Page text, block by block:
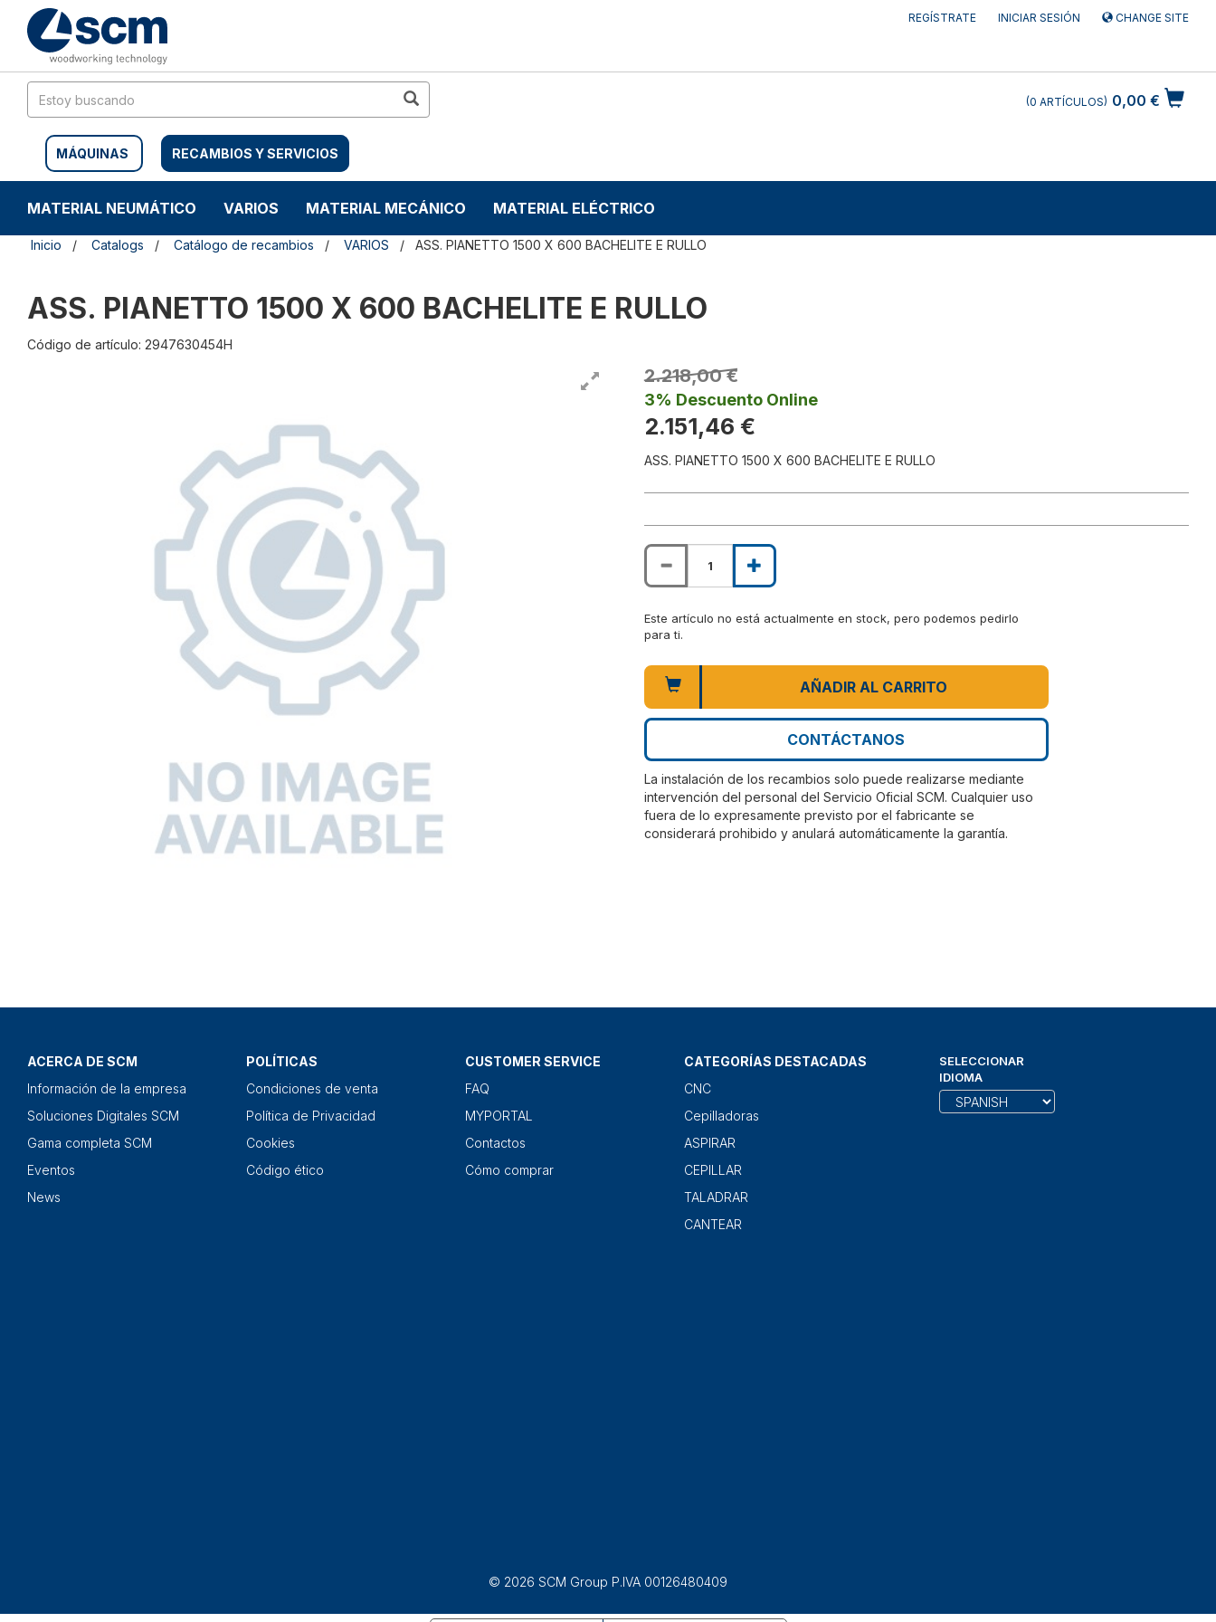
contenido
menú
navegación
REGÍSTRATE INICIAR SESIÓN CHANGE SITE
MÁQUINAS RECAMBIOS Y SERVICIOS
0,00 €
0 ARTÍCULOS
MATERIAL NEUMÁTICO VARIOS MATERIAL MECÁNICO MATERIAL ELÉCTRICO
Inicio Catalogs Catálogo de recambios VARIOS ASS. PIANETTO 1500 X 600 BACHELITE E RULLO
ASS. PIANETTO 1500 X 600 BACHELITE E RULLO
Código de artículo: 2947630454H
2.218,00 €
3% Descuento Online
2.151,46 €
ASS. PIANETTO 1500 X 600 BACHELITE E RULLO
Este artículo no está actualmente en stock, pero podemos pedirlo
para ti.
AÑADIR AL CARRITO
CONTÁCTANOS
La instalación de los recambios solo puede realizarse mediante
intervención del personal del Servicio Oficial SCM. Cualquier uso
fuera de lo expresamente previsto por el fabricante se
considerará prohibido y anulará automáticamente la garantía.
ACERCA DE SCM
Información de la empresa
Soluciones Digitales SCM
Gama completa SCM
Eventos
News
POLÍTICAS
Condiciones de venta
Política de Privacidad
Cookies
Código ético
CUSTOMER SERVICE
FAQ
MYPORTAL
Contactos
Cómo comprar
CATEGORÍAS DESTACADAS
CNC
Cepilladoras
ASPIRAR
CEPILLAR
TALADRAR
CANTEAR
SELECCIONAR
IDIOMA
© 2026 SCM Group P.IVA 00126480409